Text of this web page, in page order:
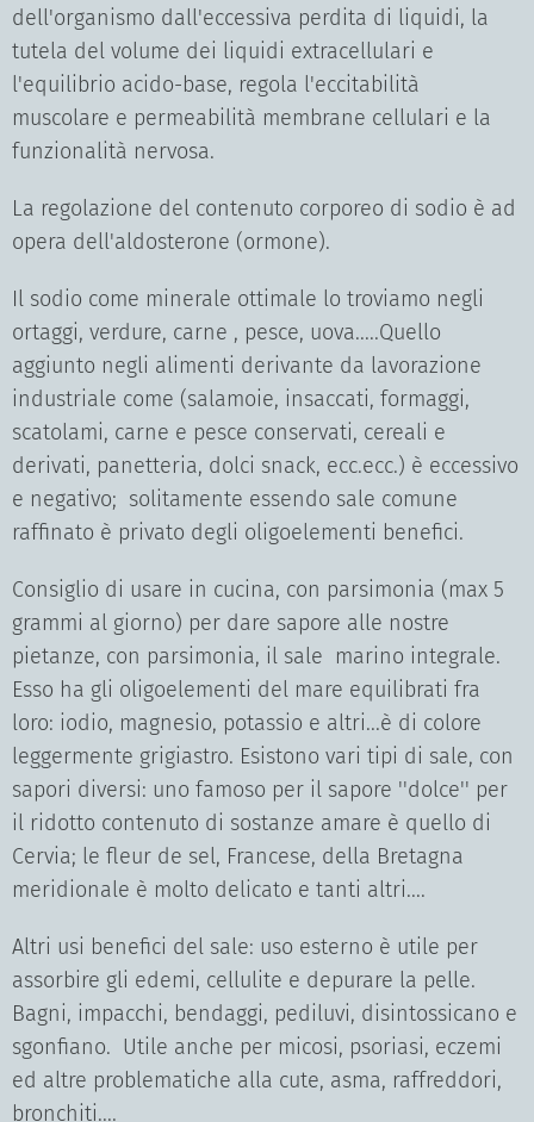
dell'organismo dall'eccessiva perdita di liquidi, la
tutela del volume dei liquidi extracellulari e
l'equilibrio acido-base, regola l'eccitabilità
muscolare e permeabilità membrane cellulari e la
funzionalità nervosa.
La regolazione del contenuto corporeo di sodio è ad
opera dell'aldosterone (ormone).
Il sodio come minerale ottimale lo troviamo negli
ortaggi, verdure, carne , pesce, uova.....Quello
aggiunto negli alimenti derivante da lavorazione
industriale come (salamoie, insaccati, formaggi,
scatolami, carne e pesce conservati, cereali e
derivati, panetteria, dolci snack, ecc.ecc.) è eccessivo
e negativo; solitamente essendo sale comune
raffinato è privato degli oligoelementi benefici.
Consiglio di usare in cucina, con parsimonia (max 5
grammi al giorno) per dare sapore alle nostre
pietanze, con parsimonia, il sale marino integrale.
Esso ha gli oligoelementi del mare equilibrati fra
loro: iodio, magnesio, potassio e altri...è di colore
leggermente grigiastro. Esistono vari tipi di sale, con
sapori diversi: uno famoso per il sapore ''dolce'' per
il ridotto contenuto di sostanze amare è quello di
Cervia; le fleur de sel, Francese, della Bretagna
meridionale è molto delicato e tanti altri....
Altri usi benefici del sale: uso esterno è utile per
assorbire gli edemi, cellulite e depurare la pelle.
Bagni, impacchi, bendaggi, pediluvi, disintossicano e
sgonfiano. Utile anche per micosi, psoriasi, eczemi
ed altre problematiche alla cute, asma, raffreddori,
bronchiti....